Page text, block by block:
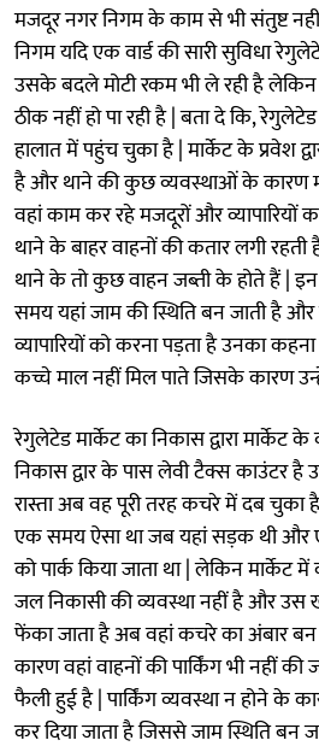
मजदूर नगर निगम के काम से भी संतुष्ट
निगम यदि एक वार्ड की सारी सुविधा
उसके बदले मोटी रकम भी ले रही है
ठीक नहीं हो पा रही है | बता दे कि,
हालात में पहुंच चुका है | मार्केट के प्रवेश
है और थाने की कुछ व्यवस्थाओं के कारण
वहां काम कर रहे मजदूरों और
थाने के बाहर वाहनों की कतार लगी
थाने के तो कुछ वाहन जब्ती के होते हैं |
समय यहां जाम की स्थिति बन जाती है
व्यापारियों को करना पड़ता है उनका
कच्चे माल नहीं मिल पाते जिसके कारण
रेगुलेटेड मार्केट का निकास द्वारा मार्केट
निकास द्वार के पास लेवी टैक्स काउंटर
रास्ता अब वह पूरी तरह कचरे में दब चुका
एक समय ऐसा था जब यहां सड़क थी और
को पार्क किया जाता था | लेकिन
जल निकासी की व्यवस्था नहीं है और
फेंका जाता है अब वहां कचरे का अंबार
कारण वहां वाहनों की पार्किंग भी नहीं
फैली हुई है | पार्किंग व्यवस्था न होने के
कर दिया जाता है जिससे जाम स्थिति बन